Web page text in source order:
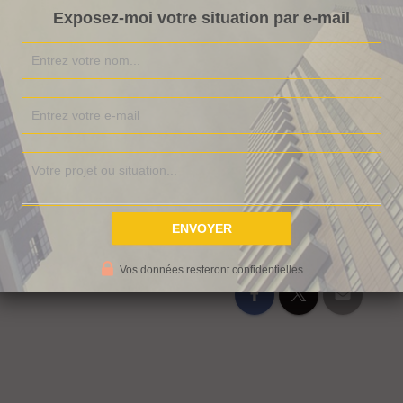
(vous aurez accès à des vidéos, des offres
découvrez mon 1er livre intitulé =>
maintenant que ça se passe.
Exposez-moi votre situation par e-mail
Vos données resteront confidentielles